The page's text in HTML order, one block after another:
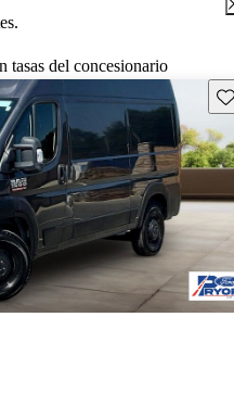
tasas del concesionario